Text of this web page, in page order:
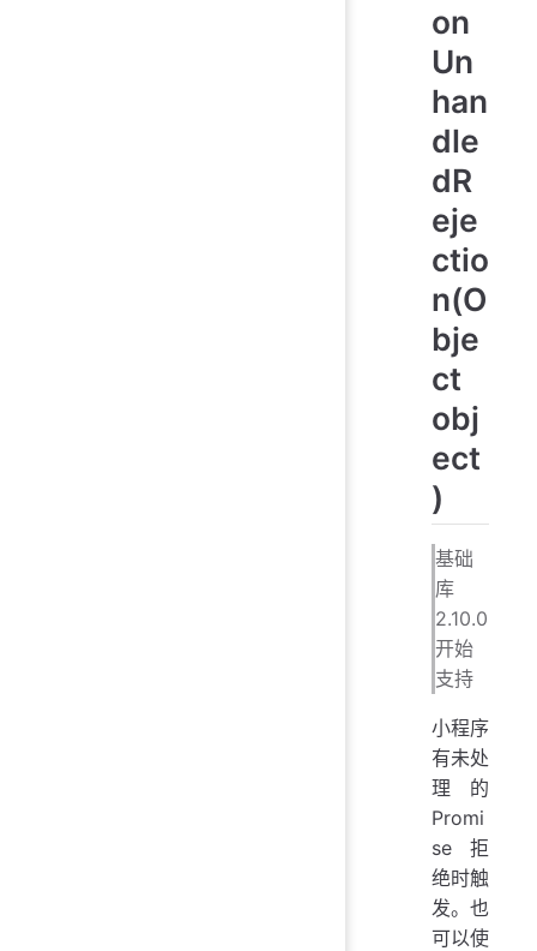
on
Un
han
dle
dR
eje
ctio
n(O
bje
ct
obj
ect
)
基础
库
2.10.0
开始
支持
小程序
有未处
理的
Promi
se 拒
绝时触
发。也
可以使